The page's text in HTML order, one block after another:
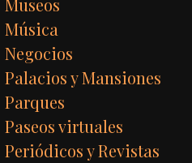
Museos
Música
Negocios
Palacios y Mansiones
Parques
Paseos virtuales
Periódicos y Revistas